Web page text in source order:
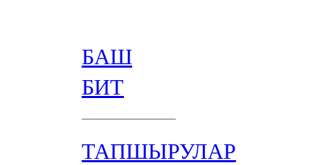
БАШ
БИТ
ТАПШЫРУЛАР